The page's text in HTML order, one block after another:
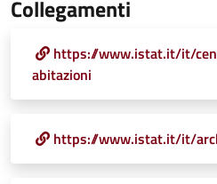
Collegamenti
https://www.istat.it/it/
abitazioni
https://www.istat.it/it/